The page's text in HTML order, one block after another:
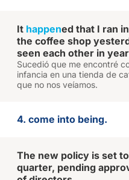
It happened that I ran
the coffee shop
seen each other in
Sucedió que me encontré
infancia en una tienda de
que no nos veíamos.
4. come into being.
The new policy is set to
quarter, pending